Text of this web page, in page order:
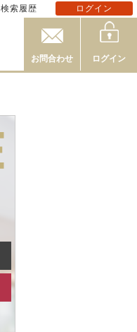
お問合わせ ログイン
検索履歴 ログイン